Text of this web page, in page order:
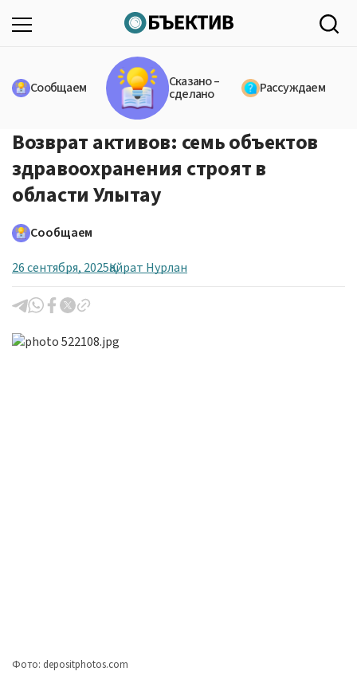
Сообщаем Сказано –
сделано Рассуждаем
Возврат активов: семь объектов
здравоохранения строят в
области Улытау
Сообщаем
26 сентября, 2025Қайрат Нурлан
Фото: depositphotos.com